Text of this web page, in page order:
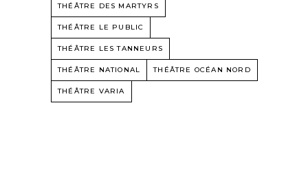
THÉÂTRE DES MARTYRS
THÉÂTRE LE PUBLIC
THÉÂTRE LES TANNEURS
THÉÂTRE NATIONAL THÉÂTRE OCÉAN NORD
THÉÂTRE VARIA